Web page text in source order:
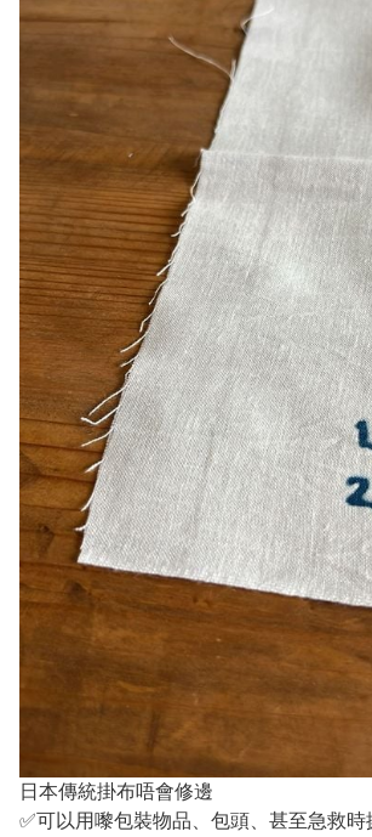
日本傳統掛布唔會修邊
✅可以用嚟包裝物品、包頭、甚至急救